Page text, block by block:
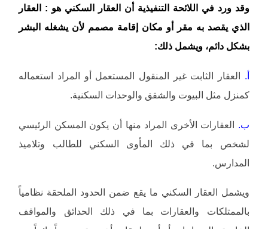
وقد ورد في اللائحة التنفيذية أن العقار السكني هو : العقار
الذي يقصد به مقر أو مكان إقامة مصمم لأن يشغله البشر
بشكل دائم، ويشمل ذلك:
أ. العقار الثابت غير المنقول المستعمل أو المراد استعماله
كمنزل مثل البيوت والشقق والوحدات السكنية.
ب.
العقارات الأخرى المراد منها أن يكون المسكن الرئيسي
لشخص بما في ذلك المأوى السكني للطالب وتلاميذ
المدارس.
ويشمل العقار السكني ما يقع ضمن الحدود الملحقة نظامياً
بالممتلكات والعقارات بما في ذلك الحدائق والمواقف